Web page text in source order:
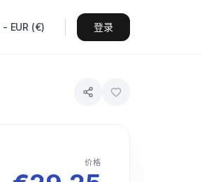
- EUR (€) 登录
价格